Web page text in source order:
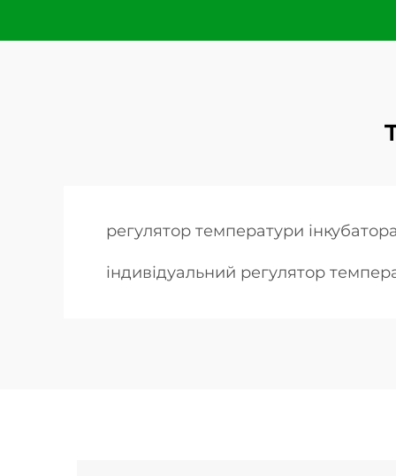
регулятор температури
індивідуальний регулятор